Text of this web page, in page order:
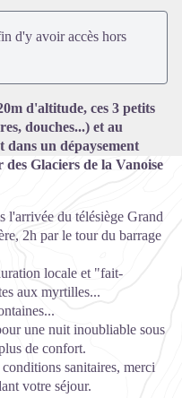
l'image en plein écran
d'y avoir accès hors
d'altitude, ces 3 petits
douches...) et au
dans un dépaysement
Glaciers de la Vanoise
l'arrivée du télésiège Grand
2h par le tour du barrage
locale et "fait-
aux myrtilles...
une nuit inoubliable sous
de confort.
sanitaires, merci
votre séjour.